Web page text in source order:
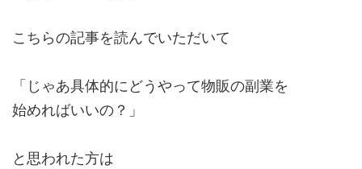
こちらの記事を読んでいただいて
「じゃあ具体的にどうやって物販の副業を
始めればいいの？」
と思われた方は